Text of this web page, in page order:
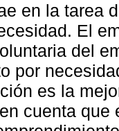
en la tarea
El
del
por
es la
cuenta